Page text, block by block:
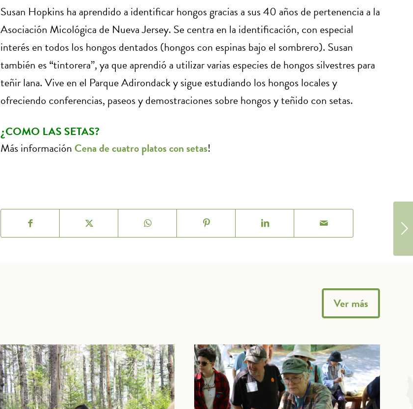
Susan Hopkins ha aprendido a identificar hongos gracias a sus 40 años de pertenencia a la
Asociación Micológica de Nueva Jersey. Se centra en la identificación, con especial
interés en todos los hongos dentados (hongos con espinas bajo el sombrero). Susan
también es “tintorera”, ya que aprendió a utilizar varias especies de hongos silvestres para
teñir lana. Vive en el Parque Adirondack y sigue estudiando los hongos locales y
ofreciendo conferencias, paseos y demostraciones sobre hongos y teñido con setas.
¿COMO LAS SETAS?
Más información Cena de cuatro platos con setas!
Ver más